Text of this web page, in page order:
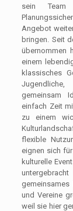
sein
Angebot
bringen. Seit
übernommen
einem
klassisches
gemeinsam
einfach Zeit
zu einem
flexible
eignen sich
kulturelle
und Vereine
weil sie hier